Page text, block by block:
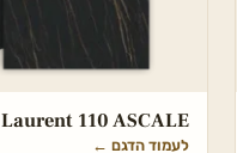
Laurent 110 ASCALE מבריק
לעמוד הדגם ←